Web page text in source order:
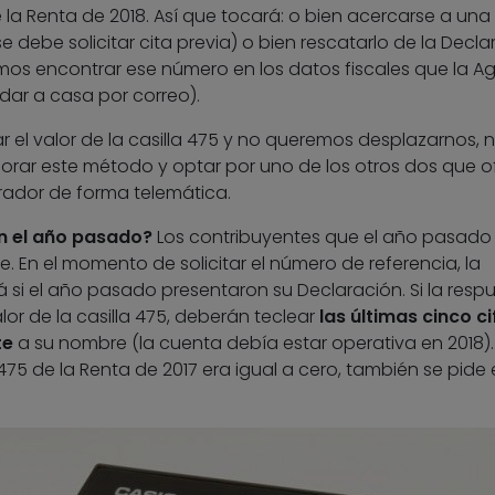
Renta de 2018. Así que tocará: o bien acercarse a una
debe solicitar cita previa) o bien rescatarlo de la
encontrar ese número en los datos fiscales que la
a casa por correo).
valor de la casilla 475 y no queremos desplazarnos,
este método y optar por uno de los otros dos que
de forma telemática.
el año pasado? Los contribuyentes que el año
En el momento de solicitar el número de referencia, la
el año pasado presentaron su Declaración. Si la
de la casilla 475, deberán teclear las últimas cinco
a su nombre (la cuenta debía estar operativa en 2018).
de la Renta de 2017 era igual a cero, también se pide